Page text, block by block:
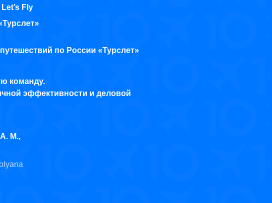
Fly
по России «Турслет»
команду.
эффективности и деловой
М.,